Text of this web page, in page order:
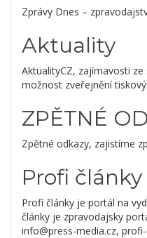
Zprávy Dnes –
Aktuality
AktualityCZ, zajímavosti
možnost zveřejnění
ZPĚTNÉ
Zpětné odkazy, zajistíme
Profi články
Profi články je portál na
články je zpravodajsky
info@press-media.cz,